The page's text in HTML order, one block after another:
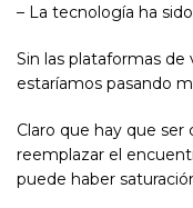
– La tecnología ha
Sin las plataformas
estaríamos pasando
Claro que hay que
reemplazar el
puede haber